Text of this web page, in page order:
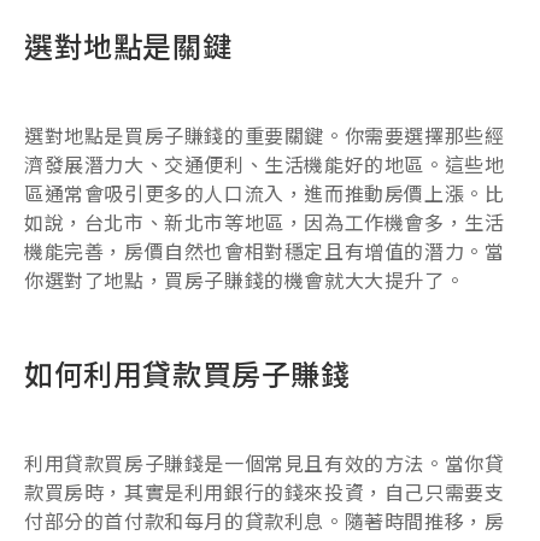
選對地點是關鍵
選對地點是買房子賺錢的重要關鍵。你需要選擇那些經
濟發展潛力大、交通便利、生活機能好的地區。這些地
區通常會吸引更多的人口流入，進而推動房價上漲。比
如說，台北市、新北市等地區，因為工作機會多，生活
機能完善，房價自然也會相對穩定且有增值的潛力。當
你選對了地點，買房子賺錢的機會就大大提升了。
如何利用貸款買房子賺錢
利用貸款買房子賺錢是一個常見且有效的方法。當你貸
款買房時，其實是利用銀行的錢來投資，自己只需要支
付部分的首付款和每月的貸款利息。隨著時間推移，房